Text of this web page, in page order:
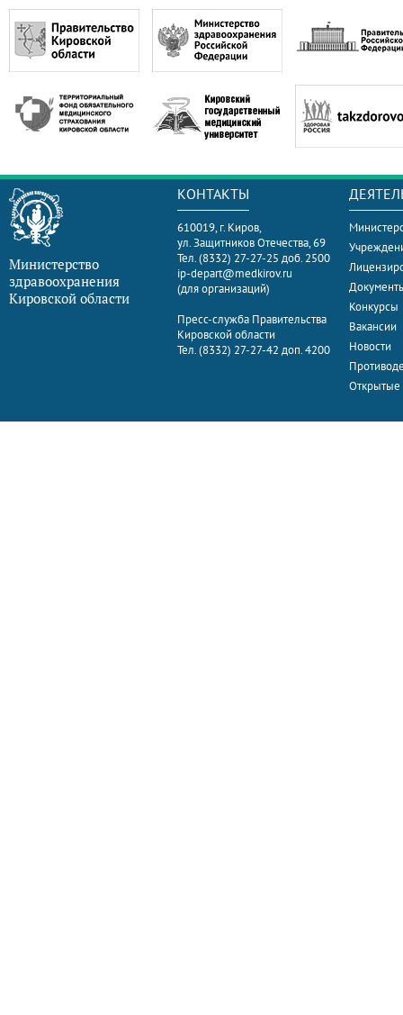
Министерство
здравоохранения
Кировской области
КОНТАКТЫ
610019, г. Киров,
ул. Защитников Отечества, 69
Тел. (8332) 27-27-25 доб. 2500
ip-depart@medkirov.ru
(для организаций)
Пресс-служба Правительства
Кировской области
Тел. (8332) 27-27-42 доп. 4200
Конкурсы
Вакансии
Новости